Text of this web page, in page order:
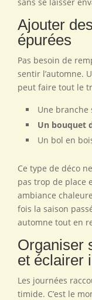
Ajouter
épurées
Pas besoin de
sentir l’automne.
peut faire tout le
Une branche
Un bouquet
Un bol en
Ce type de déco
pas trop de place
ambiance
fois la saison
automne tout en
Organiser
et éclairer
Les journées
timide. C’est le